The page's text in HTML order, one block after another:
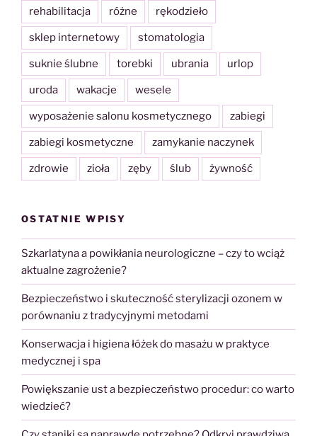
rehabilitacja różne rękodzieło
sklep internetowy stomatologia
suknie ślubne torebki ubrania urlop
uroda wakacje wesele
wyposażenie salonu kosmetycznego zabiegi
zabiegi kosmetyczne zamykanie naczynek
zdrowie zioła zęby ślub żywność
OSTATNIE WPISY
Szkarlatyna a powikłania neurologiczne – czy to wciąż
aktualne zagrożenie?
Bezpieczeństwo i skuteczność sterylizacji ozonem w
porównaniu z tradycyjnymi metodami
Konserwacja i higiena łóżek do masażu w praktyce
medycznej i spa
Powiększanie ust a bezpieczeństwo procedur: co warto
wiedzieć?